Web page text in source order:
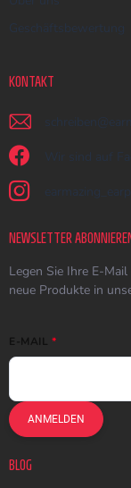
Geschäftsbewertung
KONTAKT
schreiben @
Wir sind auf
NEWSLETTER
Legen Sie Ihre E-
neue Produkte in
E-MAIL
ANMELDEN
BLOG